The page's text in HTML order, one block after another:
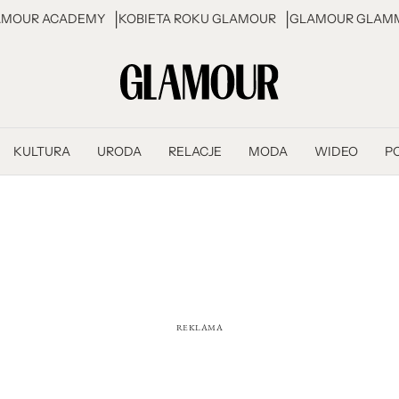
ACADEMY KOBIETA ROKU GLAMOUR GLAMOUR
KULTURA URODA RELACJE MODA WIDEO